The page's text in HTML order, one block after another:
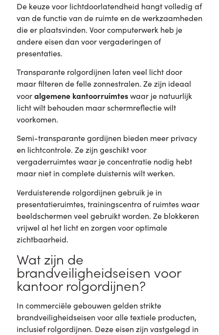
De keuze voor lichtdoorlatendheid hangt volledig af
van de functie van de ruimte en de werkzaamheden
die er plaatsvinden. Voor computerwerk heb je
andere eisen dan voor vergaderingen of
presentaties.
Transparante rolgordijnen laten veel licht door
maar filteren de felle zonnestralen. Ze zijn ideaal
vooralgemene kantoorruimteswaar je natuurlijk
licht wilt behouden maar schermreflectie wilt
voorkomen.
Semi-transparante gordijnen bieden meer privacy
en lichtcontrole. Ze zijn geschikt voor
vergaderruimtes waar je concentratie nodig hebt
maar niet in complete duisternis wilt werken.
Verduisterende rolgordijnen gebruik je in
presentatieruimtes, trainingscentra of ruimtes waar
beeldschermen veel gebruikt worden. Ze blokkeren
vrijwel al het licht en zorgen voor optimale
zichtbaarheid.
Wat zijn de
brandveiligheidseisen voor
kantoor rolgordijnen?
In commerciële gebouwen gelden strikte
brandveiligheidseisen voor alle textiele producten,
inclusief rolgordijnen. Deze eisen zijn vastgelegd in